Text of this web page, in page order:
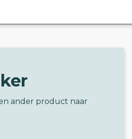
ander product naar